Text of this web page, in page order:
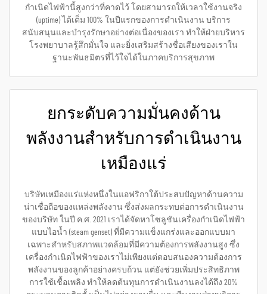
กำเนิดไฟฟ้านี้สูงกว่าที่คาดไว้ โดยสามารถให้เวลาใช้งานจริง
(uptime) ได้เต็ม 100% ในปีแรกของการดำเนินงาน บริการ
สนับสนุนและบำรุงรักษาอย่างต่อเนื่องของเรา ทำให้ฝ่ายบริหาร
โรงพยาบาลรู้สึกมั่นใจ และยิ่งเสริมสร้างชื่อเสียงของเราใน
ฐานะพันธมิตรที่ไว้ใจได้ในภาคบริการสุขภาพ
ยกระดับความมั่นคงด้าน
พลังงานสำหรับการดำเนินงาน
เหมืองแร่
บริษัทเหมืองแร่แห่งหนึ่งในแอฟริกาใต้ประสบปัญหาด้านความ
น่าเชื่อถือของแหล่งพลังงาน ซึ่งส่งผลกระทบต่อการดำเนินงาน
ของบริษัท ในปี ค.ศ. 2021 เราได้จัดหาโซลูชันเครื่องกำเนิดไฟฟ้า
แบบไอน้ำ (steam genset) ที่มีความแข็งแกร่งและออกแบบมา
เฉพาะสำหรับสภาพแวดล้อมที่มีความต้องการพลังงานสูง ซึ่ง
เครื่องกำเนิดไฟฟ้าของเราไม่เพียงแต่ตอบสนองความต้องการ
พลังงานของลูกค้าอย่างครบถ้วน แต่ยังช่วยเพิ่มประสิทธิภาพ
การใช้เชื้อเพลิง ทำให้ลดต้นทุนการดำเนินงานลงได้ถึง 20%